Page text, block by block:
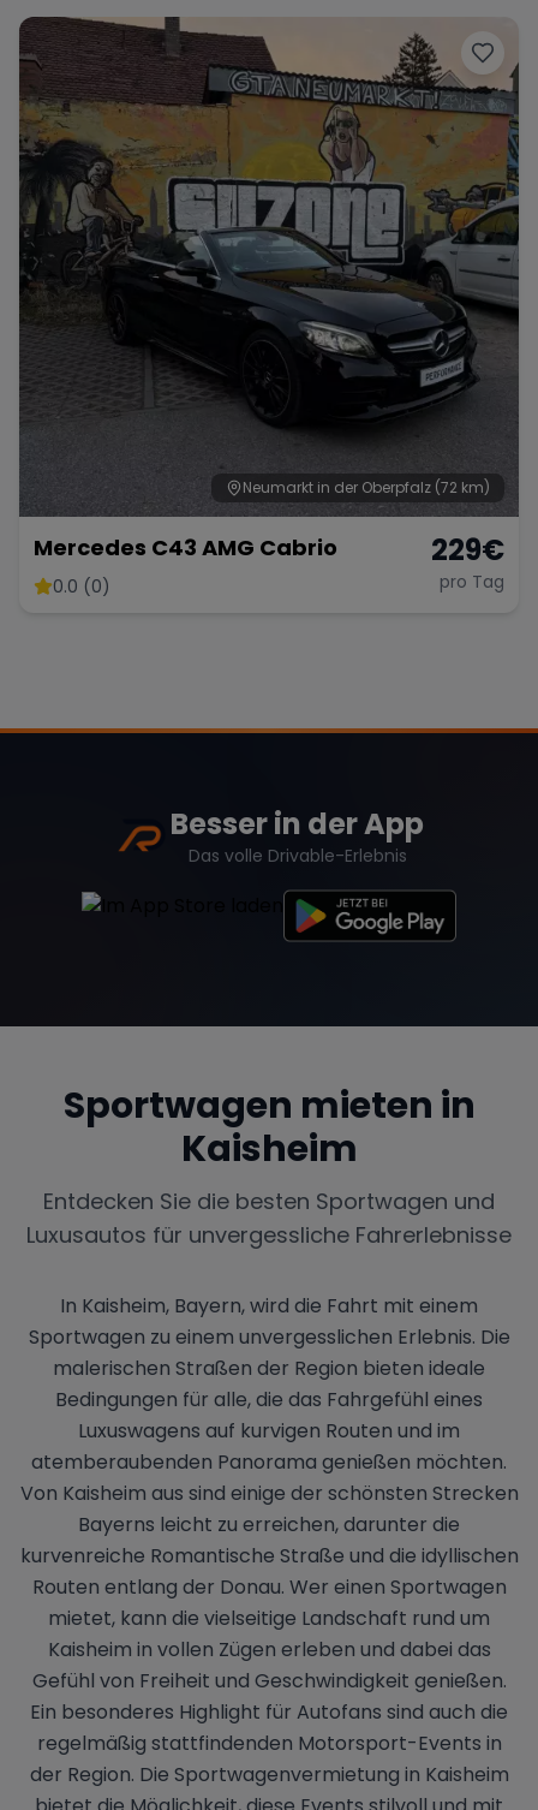
Neumarkt in der Oberpfalz (72 km)
Mercedes C43 AMG Cabrio
0.0 (0)
229€
pro Tag
Besser in der App
Das volle Drivable-Erlebnis
Sportwagen mieten in
Kaisheim
Entdecken Sie die besten Sportwagen und
Luxusautos für unvergessliche Fahrerlebnisse
In Kaisheim, Bayern, wird die Fahrt mit einem
Sportwagen zu einem unvergesslichen Erlebnis. Die
malerischen Straßen der Region bieten ideale
Bedingungen für alle, die das Fahrgefühl eines
Luxuswagens auf kurvigen Routen und im
atemberaubenden Panorama genießen möchten.
Von Kaisheim aus sind einige der schönsten Strecken
Bayerns leicht zu erreichen, darunter die
kurvenreiche Romantische Straße und die idyllischen
Routen entlang der Donau. Wer einen Sportwagen
mietet, kann die vielseitige Landschaft rund um
Kaisheim in vollen Zügen erleben und dabei das
Gefühl von Freiheit und Geschwindigkeit genießen.
Ein besonderes Highlight für Autofans sind auch die
regelmäßig stattfindenden Motorsport-Events in
der Region. Die Sportwagenvermietung in Kaisheim